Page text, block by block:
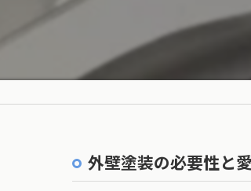
外壁塗装の必要性と